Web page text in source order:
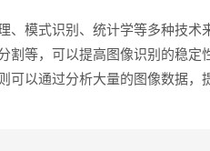
、模式识别、统计学等多种技术
割等，可以提高图像识别的稳定
可以通过分析大量的图像数据，